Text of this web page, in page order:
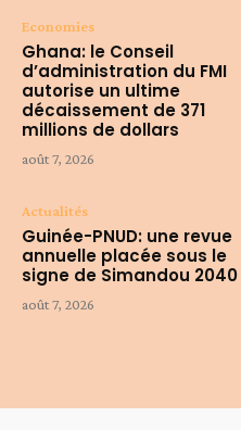
Economies
Ghana: le Conseil
d’administration du FMI
autorise un ultime
décaissement de 371
millions de dollars
août 7, 2026
Actualités
Guinée-PNUD: une revue
annuelle placée sous le
signe de Simandou 2040
août 7, 2026